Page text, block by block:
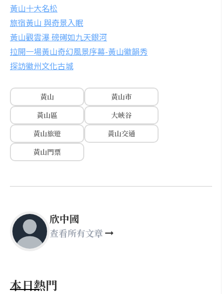
黃山十大名松
旅宿黃山 與奇景入眠
黃山觀雲瀑 磅礡如九天銀河
拉開一場黃山奇幻風景序幕-黃山徽韻秀
探訪徽州文化古城
黃山
黃山市
黃山區
大峽谷
黃山旅遊
黃山交通
黃山門票
欣中國
查看所有文章
本日熱門